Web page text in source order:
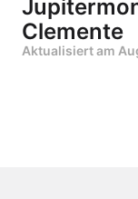
Clemente
Aktualisiert am